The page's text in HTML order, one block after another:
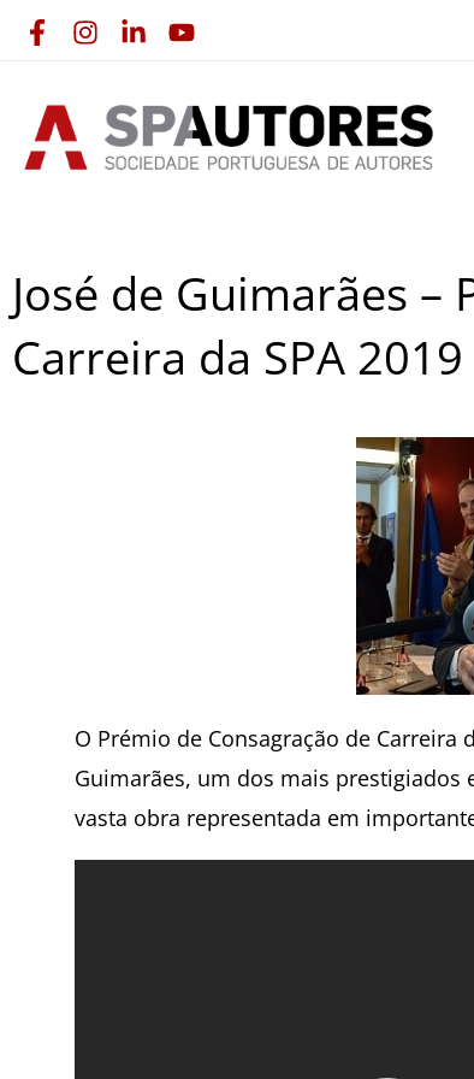
Skip
content
José de Guimarães
Carreira da SPA 2019
O Prémio de Consagração de Carreira
Guimarães, um dos mais
vasta obra representada em